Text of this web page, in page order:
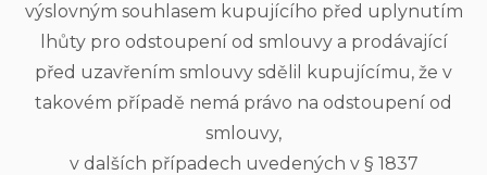
výslovným souhlasem kupujícího před uplynutím
lhůty pro odstoupení od smlouvy a prodávající
před uzavřením smlouvy sdělil kupujícímu, že v
takovém případě nemá právo na odstoupení od
smlouvy,
v dalších případech uvedených v § 1837